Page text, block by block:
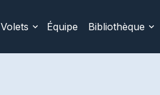
Volets Équipe Bibliothèque